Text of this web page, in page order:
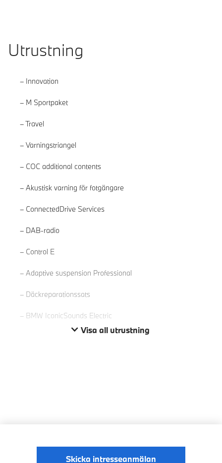
Utrustning
Innovation
M Sportpaket
Travel
Varningstriangel
COC additional contents
Akustisk varning för fotgängare
ConnectedDrive Services
DAB-radio
Control E
Adaptive suspension Professional
Däckreparationssats
BMW IconicSounds Electric
Visa all utrustning
Skicka intresseanmälan